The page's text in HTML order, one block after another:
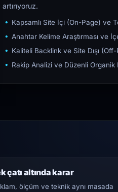
artırıyoruz.
Kapsamlı Site İçi (On-Page) ve
Anahtar Kelime Araştırması ve
Kaliteli Backlink ve Site Dışı
Rakip Analizi ve Düzenli Organik
çatı altında karar
ölçüm ve teknik aynı masada